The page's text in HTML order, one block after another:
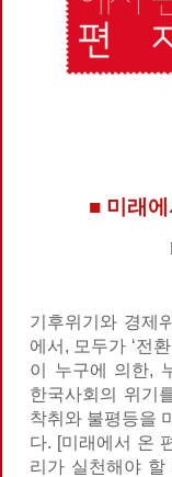
■ 미래
기후위기와 경제
에서, 모두가 ‘전
이 누구에 의한,
한국사회의 위기
착취와 불평등을
다. [미래에서 온
리가 실천해야